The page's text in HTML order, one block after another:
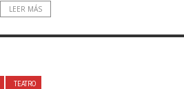
LEER MÁS
TEATRO